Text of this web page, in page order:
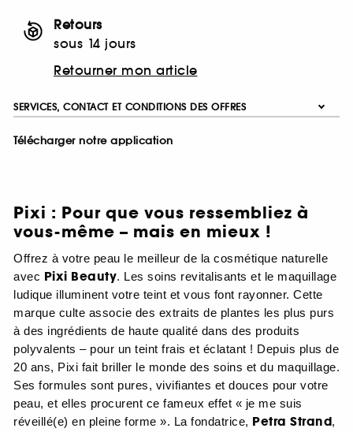
Retours
sous 14 jours
Retourner mon article
SERVICES, CONTACT ET CONDITIONS DES OFFRES
Télécharger notre application
Pixi : Pour que vous ressembliez à
vous-même – mais en mieux !
Offrez à votre peau le meilleur de la cosmétique naturelle
avec Pixi Beauty. Les soins revitalisants et le maquillage
ludique illuminent votre teint et vous font rayonner. Cette
marque culte associe des extraits de plantes les plus purs
à des ingrédients de haute qualité dans des produits
polyvalents – pour un teint frais et éclatant ! Depuis plus de
20 ans, Pixi fait briller le monde des soins et du maquillage.
Ses formules sont pures, vivifiantes et douces pour votre
peau, et elles procurent ce fameux effet « je me suis
réveillé(e) en pleine forme ». La fondatrice, Petra Strand,